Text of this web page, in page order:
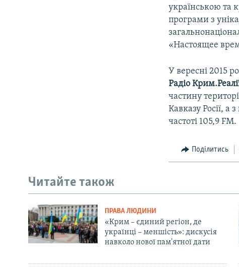
українською та
програми з
«Настоящее
У вересні 2015
Радіо
частину
Кавказу Росії, а
частоті 105,9 FM.
Поділитись
Читайте також
ПРАВА ЛЮДИНИ
«Крим – єдиний регіон, де
українці – меншість»: дискусія
навколо нової пам'ятної дати